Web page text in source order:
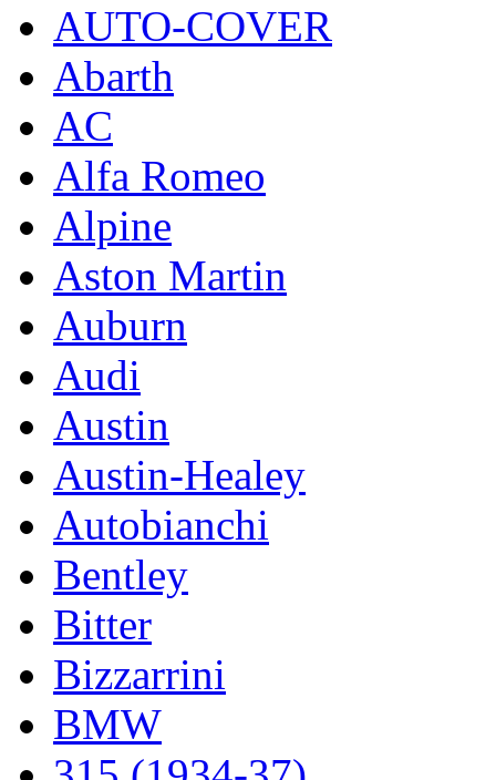
AUTO-COVER
Abarth
AC
Alfa Romeo
Alpine
Aston Martin
Auburn
Audi
Austin
Austin-Healey
Autobianchi
Bentley
Bitter
Bizzarrini
BMW